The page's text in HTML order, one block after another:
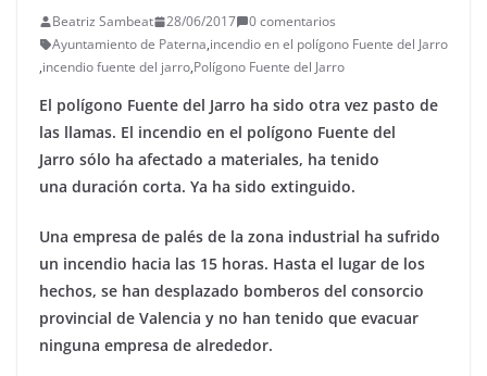
Beatriz Sambeat 28/06/2017
0 comentarios
Ayuntamiento de Paterna,incendio en el polígono Fuente del Jarro
,incendio fuente del jarro,Polígono Fuente del Jarro
El polígono Fuente del Jarro ha sido otra vez pasto de
las llamas. El incendio en el polígono Fuente del
Jarro sólo ha afectado a materiales, ha tenido
una duración corta. Ya ha sido extinguido.
Una empresa de palés de la zona industrial ha sufrido
un incendio hacia las 15 horas. Hasta el lugar de los
hechos, se han desplazado bomberos del consorcio
provincial de Valencia y no han tenido que evacuar
ninguna empresa de alrededor.